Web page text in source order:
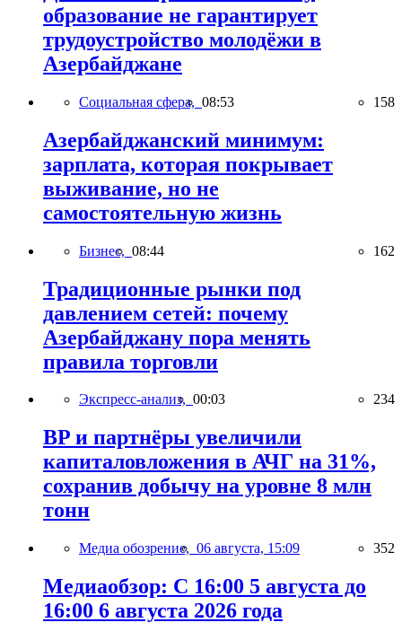
образование не гарантирует
трудоустройство молодёжи в
Азербайджане
Социальная сфера, 08:53 158
Азербайджанский минимум:
зарплата, которая покрывает
выживание, но не
самостоятельную жизнь
Бизнес, 08:44 162
Традиционные рынки под
давлением сетей: почему
Азербайджану пора менять
правила торговли
Экспресс-анализ, 00:03 234
BP и партнёры увеличили
капиталовложения в АЧГ на 31%,
сохранив добычу на уровне 8 млн
тонн
Медиа обозрение, 06 августа, 15:09 352
Медиаобзор: С 16:00 5 августа до
16:00 6 августа 2026 года